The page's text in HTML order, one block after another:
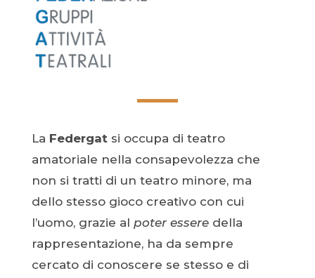
La Federgatsi occupa di teatro
amatoriale nella consapevolezza che
non si tratti di un teatro minore, ma
dello stesso gioco creativo con cui
l’uomo, grazie al poter esseredella
rappresentazione, ha da sempre
cercato di conoscere se stesso e di